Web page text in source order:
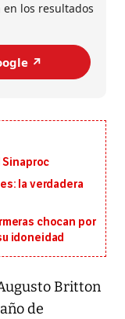
los resultados
↗️
la verdadera
chocan por
idoneidad
Britton
de